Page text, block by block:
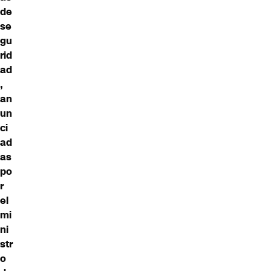
de
se
gu
rid
ad
,
an
un
ci
ad
as
po
r
el
mi
ni
str
o